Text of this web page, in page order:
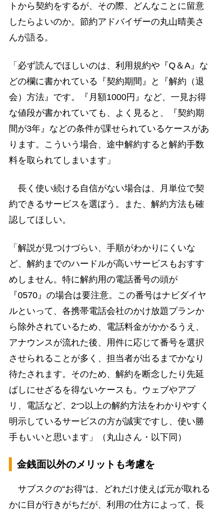
トから契約をするが、その際、どんなことに留意
したらよいのか。節約アドバイザーの丸山晴美さ
んが語る。
「必ず読んでほしいのは、利用規約や『Q＆A』な
どの欄に書かれている『契約期間』と『解約（退
会）方法』です。『月額1000円』など、一見お得
な値段が書かれていても、よく見ると、『契約期
間が3年』などの条件が課せられているケースがあ
ります。こういう場合、途中解約すると解約手数
料を取られてしまいます」
長く使い続ける自信がない場合は、月単位で契
約できるサービスを選ぼう。また、解約方法も確
認してほしい。
「解説が見つけづらい、手順がわかりにくいな
ど、解約までのハードルが高いサービスもおすす
めしません。特に解約用の電話番号の頭が
『0570』の場合は要注意。この番号はナビダイヤ
ルといって、各携帯電話会社のかけ放題プランか
ら除外されているため、電話料金がかかるうえ、
アナウンスが流れた後、用件に応じて番号を選択
させられることが多く、担当者が出るまでかなり
待たされます。そのため、解約を断念したり先延
ばしにせざるを得ないケースも。ウェブやアプ
リ、電話など、2つ以上の解約方法をわかりやすく
明示しているサービスの方が誠実ですし、使い勝
手もいいと思います」（丸山さん・以下同）
金銭面以外のメリットも考慮を
サブスクの“お得”は、どれだけ使えば元が取れる
かに目が行きがちだが、利用の仕方によって、長